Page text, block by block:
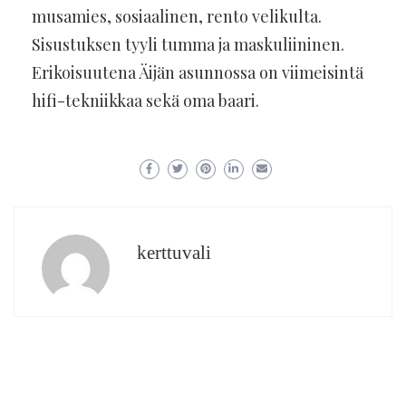
musamies, sosiaalinen, rento velikulta.
Sisustuksen tyyli tumma ja maskuliininen.
Erikoisuutena Äijän asunnossa on viimeisintä
hifi-tekniikkaa sekä oma baari.
kerttuvali